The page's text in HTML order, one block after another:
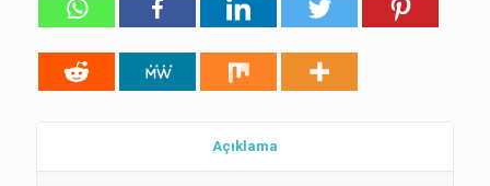
Açıklama